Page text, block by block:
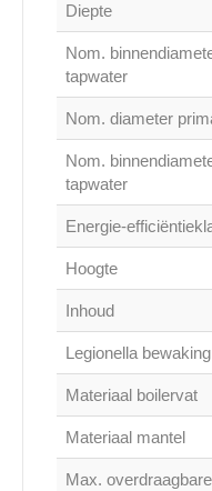
Diepte
Nom.
tapwater
Nom. diameter
Nom.
tapwater
Energie-
Hoogte
Inhoud
Legionella bewaking
Materiaal boilervat
Materiaal mantel
Max. overdraagbare